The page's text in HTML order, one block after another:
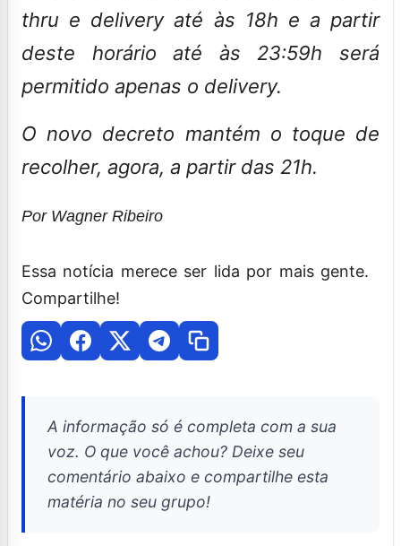
thru e delivery até às 18h e a partir
deste horário até às 23:59h será
permitido apenas o delivery.
O novo decreto mantém o toque de
recolher, agora, a partir das 21h.
Por Wagner Ribeiro
Essa notícia merece ser lida por mais gente.
Compartilhe!
A informação só é completa com a sua
voz. O que você achou? Deixe seu
comentário abaixo e compartilhe esta
matéria no seu grupo!